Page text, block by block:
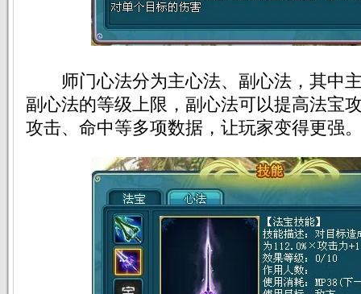
师门心法分为主心法、副心法，其中
副心法的等级上限，副心法可以提高法宝
攻击、命中等多项数据，让玩家变得更强